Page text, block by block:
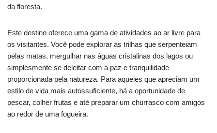
da floresta.
Este destino oferece uma gama de atividades ao ar livre para
os visitantes. Você pode explorar as trilhas que serpenteiam
pelas matas, mergulhar nas águas cristalinas dos lagos ou
simplesmente se deleitar com a paz e tranquilidade
proporcionada pela natureza. Para aqueles que apreciam um
estilo de vida mais autossuficiente, há a oportunidade de
pescar, colher frutas e até preparar um churrasco com amigos
ao redor de uma fogueira.